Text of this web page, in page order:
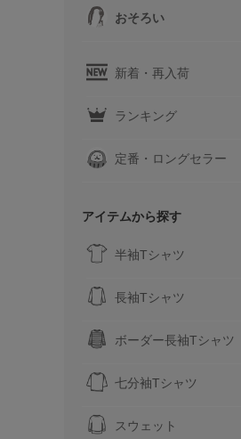
おそろい
新着・再入荷
ランキング
定番・ロングセラー
アイテムから探す
半袖Tシャツ
長袖Tシャツ
ボーダー長袖Tシャツ
七分袖Tシャツ
スウェット